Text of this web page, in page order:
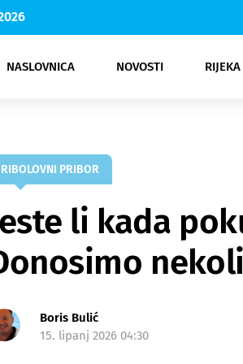
NASLOVNICA NOVOSTI
Rijeka Opatija
NK
Moda
Kultura
RIBOLOVNI PRIBOR
li kada
Boris Bulić
15. lipanj 2026 04:30